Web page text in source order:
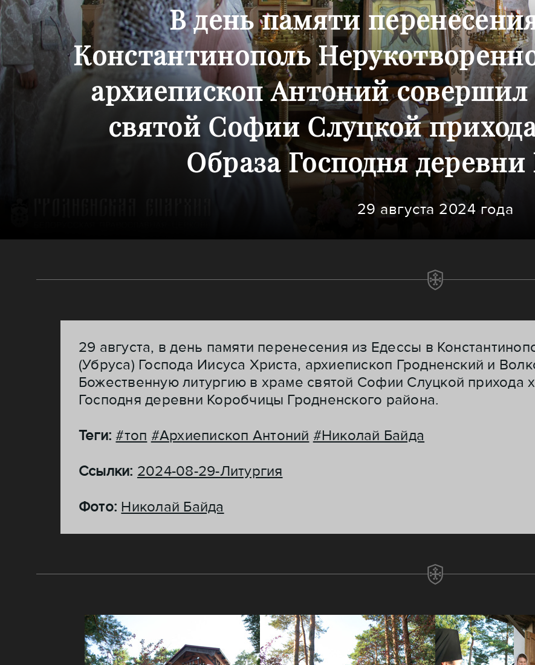
В день памяти
Константинополь
архиепископ Антоний
святой Софии Слуцкой
Образа Господня
29 августа 2024 года
29 августа, в день памяти перенесения из Едессы в
(Убруса) Господа Иисуса Христа, архиепископ Гродненский и
Божественную литургию в храме святой Софии Слуцкой прихода
Господня деревни Коробчицы Гродненского района.
Теги:#топ #Архиепископ Антоний #Николай Байда
Ссылки: 2024-08-29-Литургия
Фото: Николай Байда